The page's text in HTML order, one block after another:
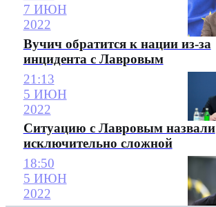
7 ИЮН
2022
Вучич обратится к нации из-за
инцидента с Лавровым
21:13
5 ИЮН
2022
Ситуацию с Лавровым назвали
исключительно сложной
18:50
5 ИЮН
2022